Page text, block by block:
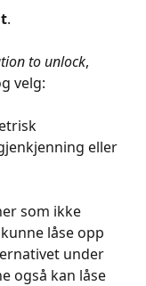
.
to unlock,
velg:
eller
som ikke
låse opp
under
også kan låse